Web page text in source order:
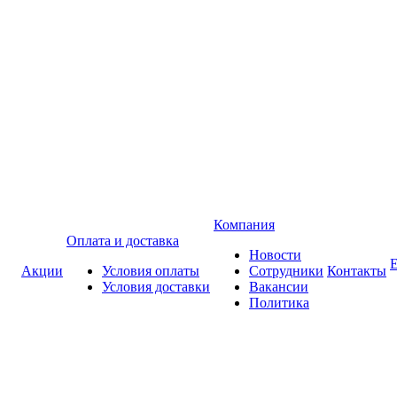
Акции
Оплата и доставка
Условия оплаты
Условия доставки
Компания
Новости
Сотрудники
Вакансии
Политика
Контакты